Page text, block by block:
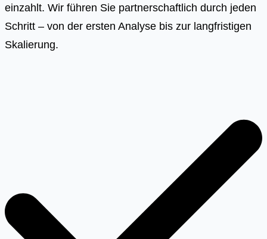
einzahlt. Wir führen Sie partnerschaftlich durch jeden
Schritt – von der ersten Analyse bis zur langfristigen
Skalierung.